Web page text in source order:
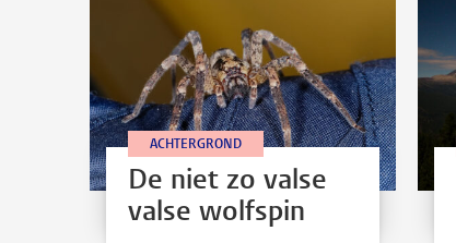
ACHTERGROND
De niet zo valse
valse wolfspin